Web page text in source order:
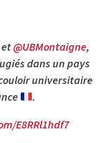
et@UBMontaigne,
dans un pays
universitaire
.
E8RRl1hdf7